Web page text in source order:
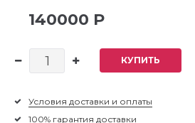
140000 Р
КУПИТЬ
Условия доставки и оплаты
100% гарантия доставки